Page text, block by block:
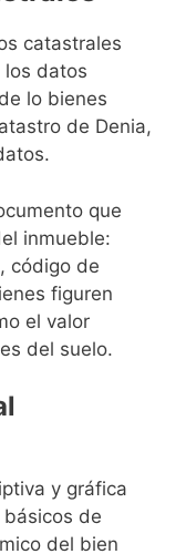
catastrales
los datos
lo bienes
de Denia,
que
inmueble:
código de
figuren
el valor
del suelo.
y gráfica
de
del bien